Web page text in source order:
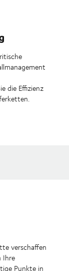
die Effizienz
verschaffen
Ihre
Punkte in